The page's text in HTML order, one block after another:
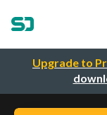
Upgrade to